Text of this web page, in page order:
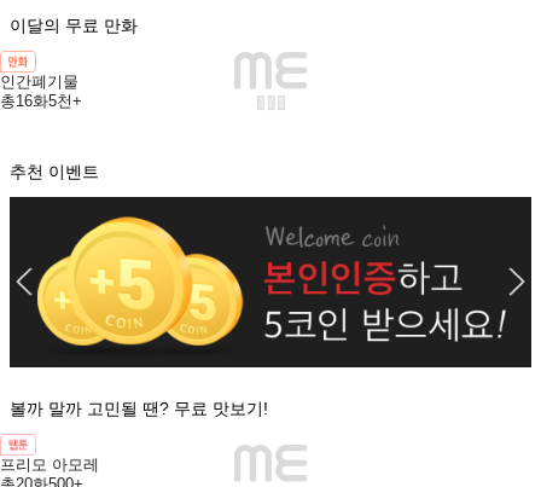
이달의 무료 만화
인간폐기물
총16화5천+
추천 이벤트
볼까 말까 고민될 땐? 무료 맛보기!
프리모 아모레